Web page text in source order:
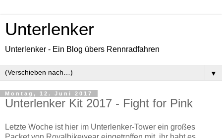
Unterlenker
Unterlenker - Ein Blog übers Rennradfahren
▼
Montag, 12. Juni 2017
Unterlenker Kit 2017 - Fight for Pink
Letzte Woche ist hier im Unterlenker-Tower ein großes